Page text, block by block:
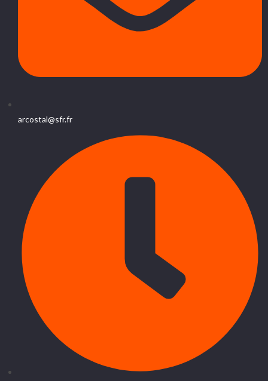
arcostal@sfr.fr